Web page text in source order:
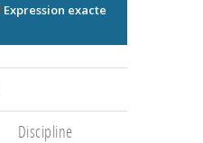
Expression exacte
Discipline